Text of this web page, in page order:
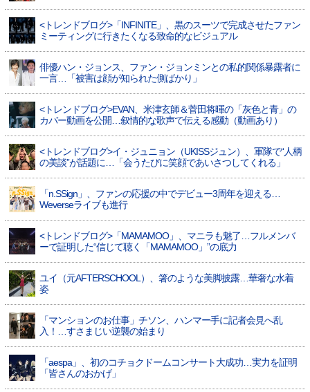
<トレンドブログ>「INFINITE」、黒のスーツで完成させたファン
ミーティングに行きたくなる致命的なビジュアル
俳優ハン・ジョンス、ファン・ジョンミンとの私的関係暴露者に
一言…「被害は顔が知られた側ばかり」
<トレンドブログ>EVAN、米津玄師＆菅田将暉の「灰色と青」の
カバー動画を公開…叙情的な歌声で伝える感動（動画あり）
<トレンドブログ>イ・ジュニョン（UKISSジュン）、軍隊で“人柄
の美談”が話題に…「会うたびに笑顔であいさつしてくれる」
「n.SSign」、ファンの応援の中でデビュー3周年を迎える…
Weverseライブも進行
<トレンドブログ>「MAMAMOO」、マニラも魅了…フルメンバ
ーで証明した“信じて聴く「MAMAMOO」”の底力
ユイ（元AFTERSCHOOL）、箸のような美脚披露…華奢な水着
姿
「マンションのお仕事」チソン、ハンマー手に記者会見へ乱
入！…すさまじい逆襲の始まり
「aespa」、初のコチョクドームコンサート大成功…実力を証明
「皆さんのおかげ」